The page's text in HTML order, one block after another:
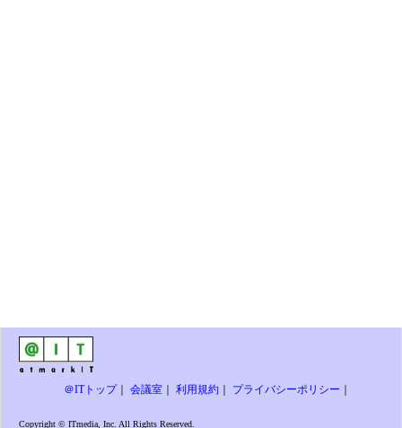
＠ITトップ｜ 会議室 利用規約 プライバシーポリシー
Copyright © ITmedia, Inc. All Rights Reserved.